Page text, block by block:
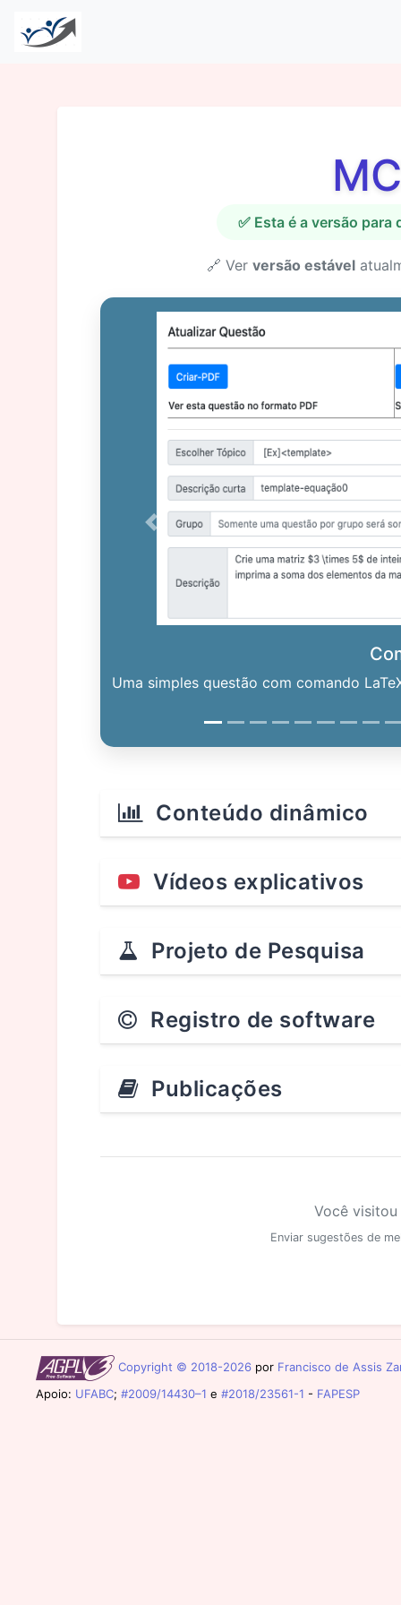
✅ Esta é a versão
🔗 Ver versão estável
Uma simples questão com comando
Previous
Conteúdo dinâmico
Vídeos explicativos
Projeto de Pesquisa
Registro de software
Publicações
Você
Enviar sugestões de
Copyright © 2018-2026 por Francisco de Assis
Apoio: UFABC; #2009/14430–1 e #2018/23561-1 - FAPESP